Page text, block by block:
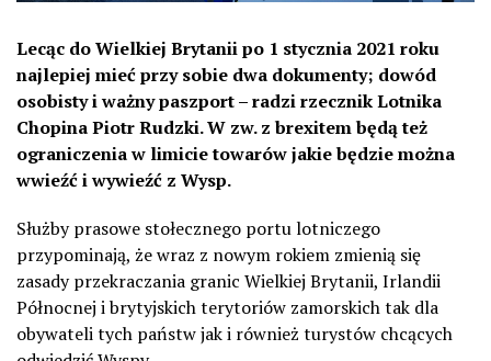
Lecąc do Wielkiej Brytanii po 1 stycznia 2021 roku
najlepiej mieć przy sobie dwa dokumenty; dowód
osobisty i ważny paszport – radzi rzecznik Lotnika
Chopina Piotr Rudzki. W zw. z brexitem będą też
ograniczenia w limicie towarów jakie będzie można
wwieźć i wywieźć z Wysp.
Służby prasowe stołecznego portu lotniczego
przypominają, że wraz z nowym rokiem zmienią się
zasady przekraczania granic Wielkiej Brytanii, Irlandii
Północnej i brytyjskich terytoriów zamorskich tak dla
obywateli tych państw jak i również turystów chcących